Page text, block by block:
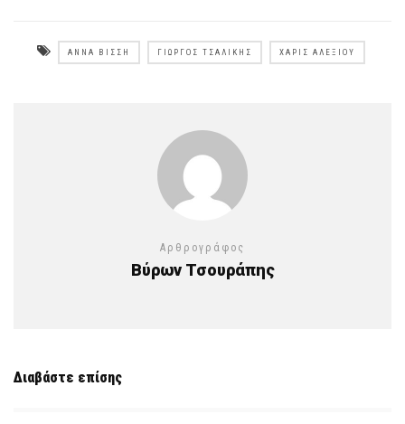
ΆΝΝΑ ΒΊΣΣΗ ΓΙΏΡΓΟΣ ΤΣΑΛΊΚΗΣ ΧΆΡΙΣ ΑΛΕΞΊΟΥ
Αρθρογράφος
Βύρων Τσουράπης
Διαβάστε επίσης